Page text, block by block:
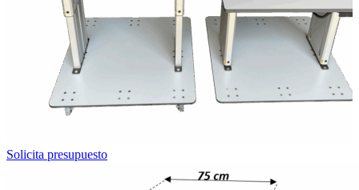
Solicita presupuesto